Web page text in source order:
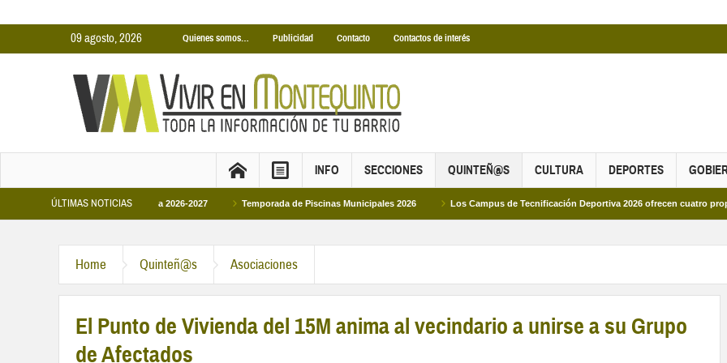
09 agosto, 2026 Quienes somos… Publicidad Contacto Contactos de interés
INFO SECCIONES QUINTEÑ@S CULTURA DEPORTES
ÚLTIMAS NOTICIAS
temporada 2026-2027 Temporada de Piscinas Municipales 2026 Los Campus de Tecnificación Deportiva 2026 ofrecen cuatro propuestas
Home Quinteñ@s Asociaciones
El Punto de Vivienda del 15M anima al vecindario a unirse a su Grupo
de Afectados